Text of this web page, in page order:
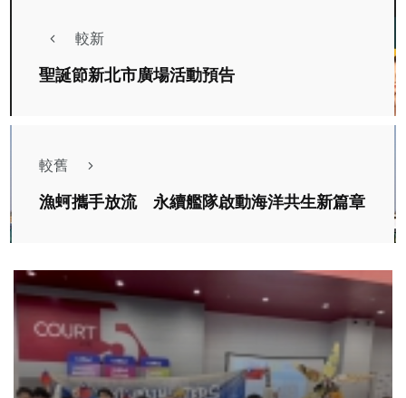
較新
聖誕節新北市廣場活動預告
較舊
漁蚵攜手放流 永續艦隊啟動海洋共生新篇章